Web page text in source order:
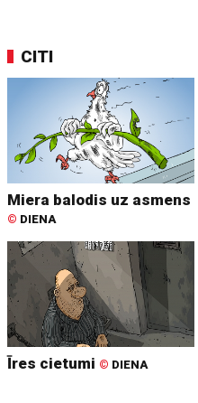
CITI
Miera balodis uz asmens
© DIENA
Īres cietumi © DIENA